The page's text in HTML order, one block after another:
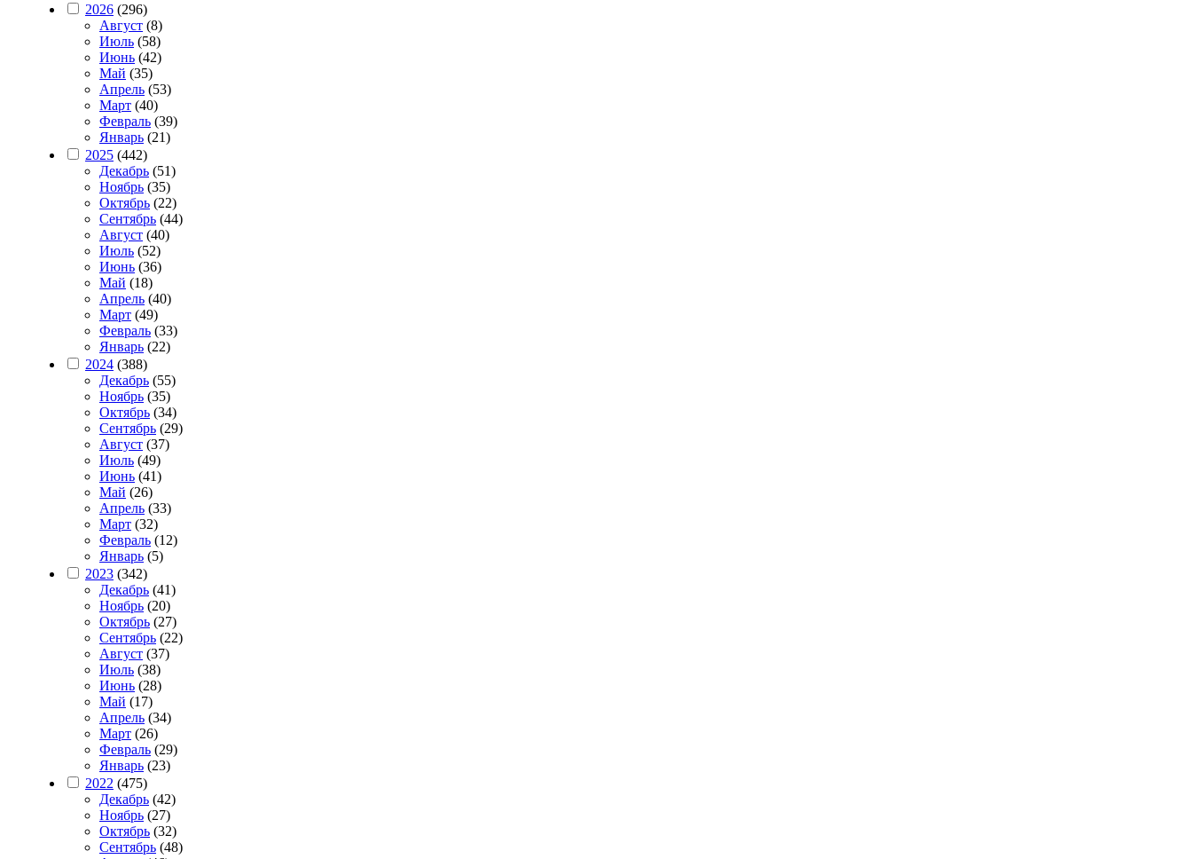
2026 (296)
Август (8)
Июль (58)
Июнь (42)
Май (35)
Апрель (53)
Март (40)
Февраль (39)
Январь (21)
2025 (442)
Декабрь (51)
Ноябрь (35)
Октябрь (22)
Сентябрь (44)
Август (40)
Июль (52)
Июнь (36)
Май (18)
Апрель (40)
Март (49)
Февраль (33)
Январь (22)
2024 (388)
Декабрь (55)
Ноябрь (35)
Октябрь (34)
Сентябрь (29)
Август (37)
Июль (49)
Июнь (41)
Май (26)
Апрель (33)
Март (32)
Февраль (12)
Январь (5)
2023 (342)
Декабрь (41)
Ноябрь (20)
Октябрь (27)
Сентябрь (22)
Август (37)
Июль (38)
Июнь (28)
Май (17)
Апрель (34)
Март (26)
Февраль (29)
Январь (23)
2022 (475)
Декабрь (42)
Ноябрь (27)
Октябрь (32)
Сентябрь (48)